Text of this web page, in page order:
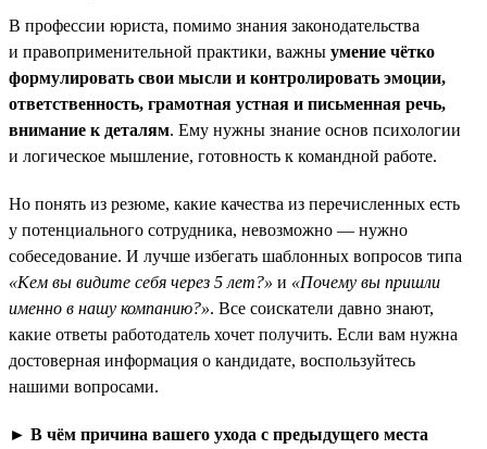
В профессии юриста, помимо знания законодательства
и правоприменительной практики, важны умение чётко
формулировать свои мысли и контролировать эмоции,
ответственность, грамотная устная и письменная речь,
внимание к деталям. Ему нужны знание основ психологии
и логическое мышление, готовность к командной работе.
Но понять из резюме, какие качества из перечисленных есть
у потенциального сотрудника, невозможно — нужно
собеседование. И лучше избегать шаблонных вопросов типа
«Кем вы видите себя через 5 лет?» и «Почему вы пришли
именно в нашу компанию?». Все соискатели давно знают,
какие ответы работодатель хочет получить. Если вам нужна
достоверная информация о кандидате, воспользуйтесь
нашими вопросами.
► В чём причина вашего ухода с предыдущего места